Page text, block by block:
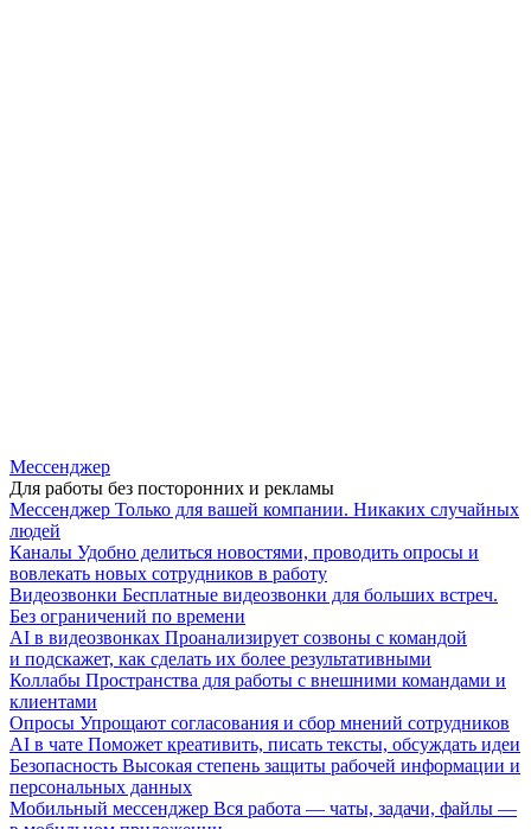
Мессенджер
Для работы без посторонних и рекламы
Мессенджер Только для вашей компании. Никаких случайных
людей
Каналы Удобно делиться новостями, проводить опросы и
вовлекать новых сотрудников в работу
Видеозвонки Бесплатные видеозвонки для больших встреч.
Без ограничений по времени
AI в видеозвонках Проанализирует созвоны с командой
и подскажет, как сделать их более результативными
Коллабы Пространства для работы с внешними командами и
клиентами
Опросы Упрощают согласования и сбор мнений сотрудников
AI в чате Поможет креативить, писать тексты, обсуждать идеи
Безопасность Высокая степень защиты рабочей информации и
персональных данных
Мобильный мессенджер Вся работа — чаты, задачи, файлы —